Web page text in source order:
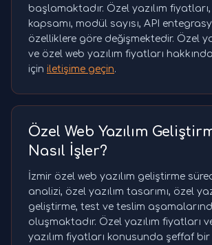
başlamaktadır. Özel yazılım
kapsamı, modül sayısı, API
özelliklere göre değişmektedir. Özel
ve özel web yazılım fiyatları
için iletişime geçin.
Özel Web Yazılım
Nasıl İşler?
İzmir özel web yazılım geliştirme
analizi, özel yazılım tasarımı, özel
geliştirme, test ve teslim
oluşmaktadır. Özel yazılım fiyatları
yazılım fiyatları konusunda şeffaf bir